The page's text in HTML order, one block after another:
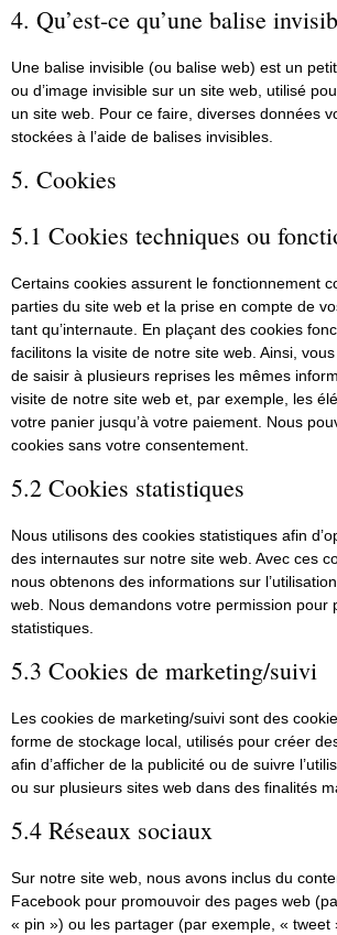
4. Qu’est-ce qu’une balise
Une balise invisible (ou balise web) est un
ou d’image invisible sur un site web, utilisé
un site web. Pour ce faire, diverses données
stockées à l’aide de balises invisibles.
5. Cookies
5.1 Cookies techniques ou
Certains cookies assurent le fonctionnement
parties du site web et la prise en compte de
tant qu’internaute. En plaçant des cookies
facilitons la visite de notre site web. Ainsi, vous
de saisir à plusieurs reprises les mêmes
visite de notre site web et, par exemple, les
votre panier jusqu’à votre paiement. Nous
cookies sans votre consentement.
5.2 Cookies statistiques
Nous utilisons des cookies statistiques afin
des internautes sur notre site web. Avec ces
nous obtenons des informations sur
web. Nous demandons votre permission pour
statistiques.
5.3 Cookies de marketing/suivi
Les cookies de marketing/suivi sont des
forme de stockage local, utilisés pour créer
afin d’afficher de la publicité ou de suivre
ou sur plusieurs sites web dans des finalités
5.4 Réseaux sociaux
Sur notre site web, nous avons inclus du
Facebook pour promouvoir des pages web
« pin ») ou les partager (par exemple, « tweet